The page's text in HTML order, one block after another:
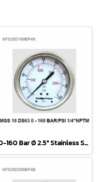
0-160 Bar Ø 2.5" Stainless Steel Back 1/4"